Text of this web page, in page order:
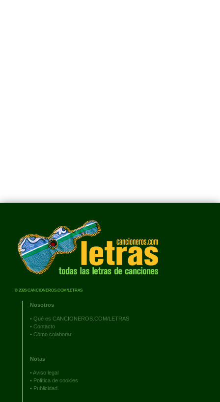
© 2026 CANCIONEROS.COM/LETRAS
Nosotros
• Qué es CANCIONEROS.COM/LETRAS
• Contacto
• Cómo colaborar
Notas
•Aviso legal
• Política de cookies
• Publicidad